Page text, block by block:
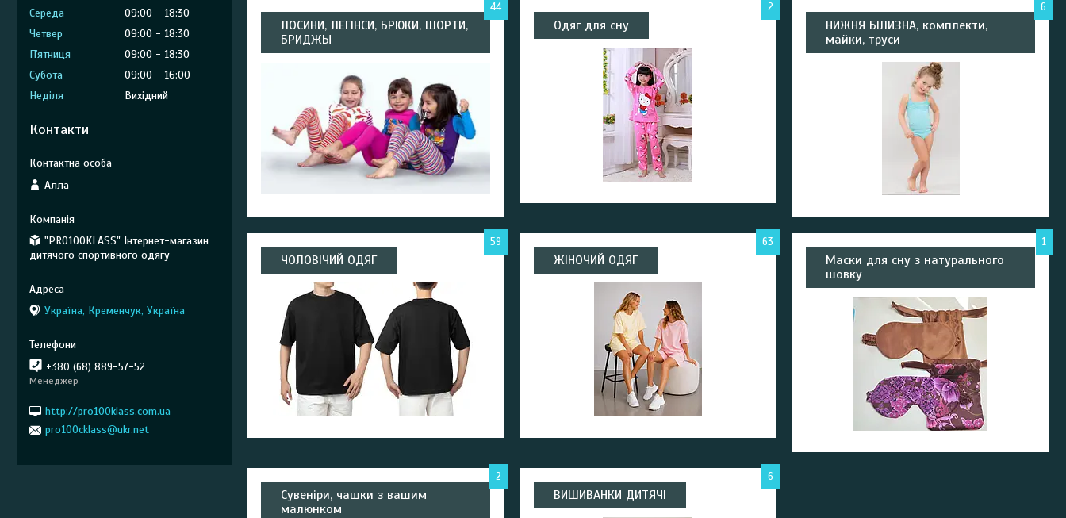
ЛОСИНИ, ЛЕГІНСИ, БРЮКИ, ШОРТИ,
БРИДЖЫ
44
Одяг для сну
2
НИЖНЯ БІЛИЗНА, комплекти,
майки, труси
6
ЧОЛОВІЧИЙ ОДЯГ
59
ЖІНОЧИЙ ОДЯГ
63
Маски для сну з натурального
шовку
1
Сувеніри, чашки з вашим
малюнком
2
ВИШИВАНКИ ДИТЯЧІ
6
Середа
09:00
18:30
Четвер
09:00
18:30
Пʼятниця
09:00
18:30
Субота
09:00
16:00
Неділя
Вихідний
Контакти
Алла
"PRO100KLASS" Інтернет-магазин
дитячого спортивного одягу
Україна, Кременчук, Україна
+380 (68) 889-57-52
Менеджер
http://pro100klass.com.ua
pro100cklass@ukr.net